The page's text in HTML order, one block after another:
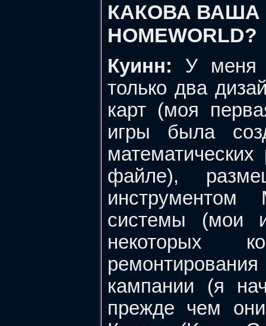
КАКОВА ВАША
HOMEWORLD?
Куинн: У меня
только два
карт (моя
игры была
файле),
инструментом
системы (мои
некоторых
кампании (я
прежде чем